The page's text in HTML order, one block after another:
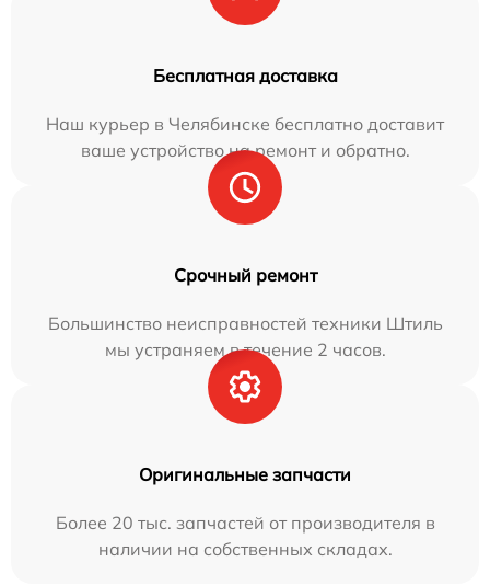
Бесплатная доставка
Наш курьер в Челябинске бесплатно доставит
ваше устройство на ремонт и обратно.
Срочный ремонт
Большинство неисправностей техники Штиль
мы устраняем в течение 2 часов.
Оригинальные запчасти
Более 20 тыс. запчастей от производителя в
наличии на собственных складах.